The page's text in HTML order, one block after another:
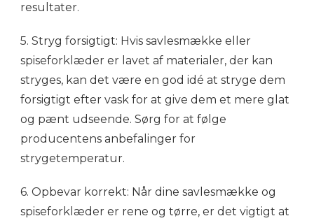
resultater.
5. Stryg forsigtigt: Hvis savlesmække eller
spiseforklæder er lavet af materialer, der kan
stryges, kan det være en god idé at stryge dem
forsigtigt efter vask for at give dem et mere glat
og pænt udseende. Sørg for at følge
producentens anbefalinger for
strygetemperatur.
6. Opbevar korrekt: Når dine savlesmække og
spiseforklæder er rene og tørre, er det vigtigt at